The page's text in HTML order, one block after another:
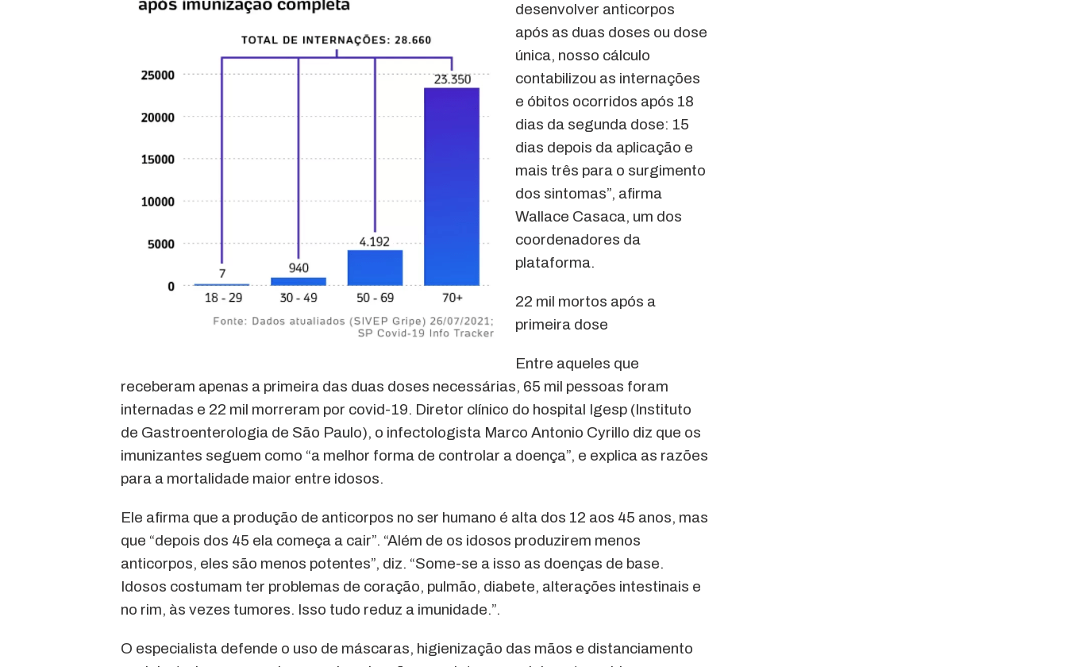
desenvolver anticorpos
após as duas doses ou dose
única, nosso cálculo
contabilizou as internações
e óbitos ocorridos após 18
dias da segunda dose: 15
dias depois da aplicação e
mais três para o surgimento
dos sintomas”, afirma
Wallace Casaca, um dos
coordenadores da
plataforma.
22 mil mortos após a
primeira dose
Entre aqueles que
receberam apenas a primeira das duas doses necessárias, 65 mil pessoas foram
internadas e 22 mil morreram por covid-19. Diretor clínico do hospital Igesp (Instituto
de Gastroenterologia de São Paulo), o infectologista Marco Antonio Cyrillo diz que os
imunizantes seguem como “a melhor forma de controlar a doença”, e explica as razões
para a mortalidade maior entre idosos.
Ele afirma que a produção de anticorpos no ser humano é alta dos 12 aos 45 anos, mas
que “depois dos 45 ela começa a cair”. “Além de os idosos produzirem menos
anticorpos, eles são menos potentes”, diz. “Some-se a isso as doenças de base.
Idosos costumam ter problemas de coração, pulmão, diabete, alterações intestinais e
no rim, às vezes tumores. Isso tudo reduz a imunidade.”.
O especialista defende o uso de máscaras, higienização das mãos e distanciamento